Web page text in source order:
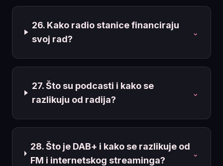
26. Kako radio stanice financiraju
svoj rad?
⌄
27. Što su podcasti i kako se
razlikuju od radija?
⌄
28. Što je DAB+ i kako se razlikuje od
FM i internetskog streaminga?
⌄